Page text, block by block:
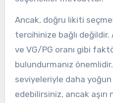
Ancak, doğru likiti
tercihinize bağlı değildir.
ve VG/PG oranı gibi
bulundurmanız
seviyeleriyle daha
edebilirsiniz, ancak aşırı